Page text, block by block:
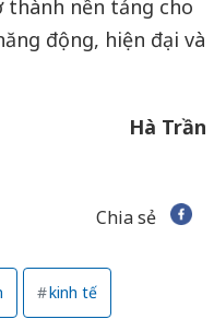
nền tảng cho
động, hiện đại và
Hà Trần
Chia sẻ
kinh tế